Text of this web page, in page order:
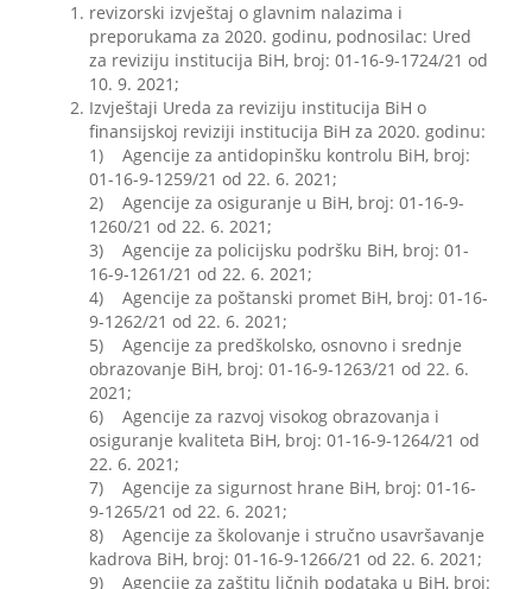
revizorski izvještaj o glavnim nalazima i
preporukama za 2020. godinu, podnosilac: Ured
za reviziju institucija BiH, broj: 01-16-9-1724/21 od
10. 9. 2021;
Izvještaji Ureda za reviziju institucija BiH o
finansijskoj reviziji institucija BiH za 2020. godinu:
1) Agencije za antidopinšku kontrolu BiH, broj:
01-16-9-1259/21 od 22. 6. 2021;
2) Agencije za osiguranje u BiH, broj: 01-16-9-
1260/21 od 22. 6. 2021;
3) Agencije za policijsku podršku BiH, broj: 01-
16-9-1261/21 od 22. 6. 2021;
4) Agencije za poštanski promet BiH, broj: 01-16-
9-1262/21 od 22. 6. 2021;
5) Agencije za predškolsko, osnovno i srednje
obrazovanje BiH, broj: 01-16-9-1263/21 od 22. 6.
2021;
6) Agencije za razvoj visokog obrazovanja i
osiguranje kvaliteta BiH, broj: 01-16-9-1264/21 od
22. 6. 2021;
7) Agencije za sigurnost hrane BiH, broj: 01-16-
9-1265/21 od 22. 6. 2021;
8) Agencije za školovanje i stručno usavršavanje
kadrova BiH, broj: 01-16-9-1266/21 od 22. 6. 2021;
9) Agencije za zaštitu ličnih podataka u BiH, broj: